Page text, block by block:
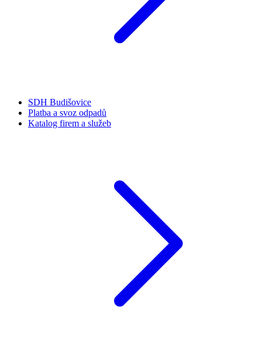
SDH Budišovice
Platba a svoz odpadů
Katalog firem a služeb